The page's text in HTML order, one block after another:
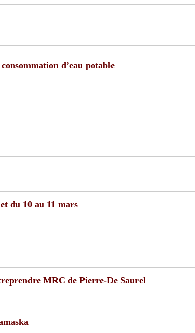
d’eau potable
du 10 au 11 mars
MRC de Pierre-De Saurel